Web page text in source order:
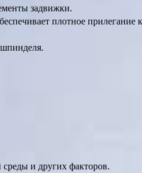
задвижки.
плотное прилегание
и других факторов.